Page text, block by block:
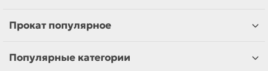
Прокат популярное
Популярные категории